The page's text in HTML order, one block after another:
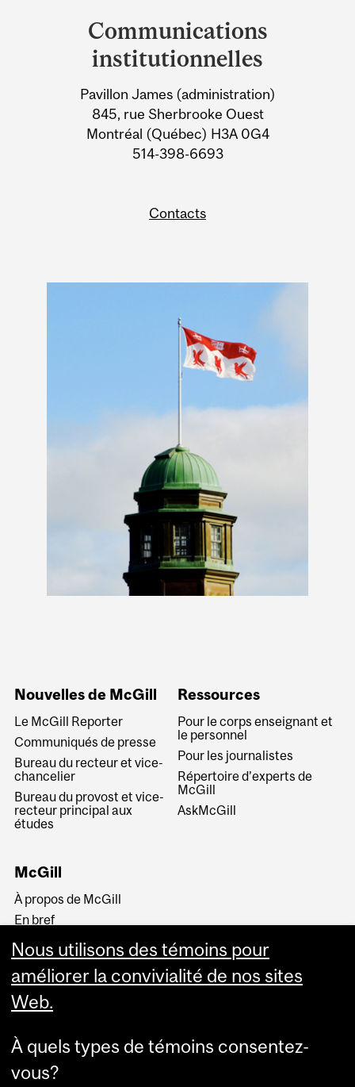
University
Information
Communications
institutionnelles
Pavillon James (administration)
845, rue Sherbrooke Ouest
Montréal (Québec) H3A 0G4
514-398-6693
Contacts
Nouvelles de McGill
Le McGill Reporter
Communiqués de presse
Bureau du recteur et vice-
chancelier
Bureau du provost et vice-
recteur principal aux
études
Ressources
Pour le corps enseignant et
le personnel
Pour les journalistes
Répertoire d’experts de
McGill
AskMcGill
McGill
À propos de McGill
En bref
Histoire
La haute direction
Nous utilisons des témoins pour
améliorer la convivialité de nos sites
Web.
À quels types de témoins consentez-
vous?